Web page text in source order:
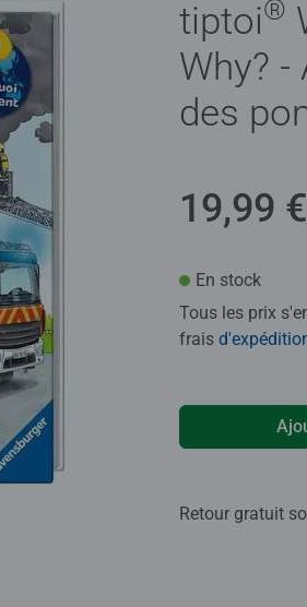
tiptoi®
Why? -
des
19,99 €
En stock
Tous les prix
frais
Retour gratuit